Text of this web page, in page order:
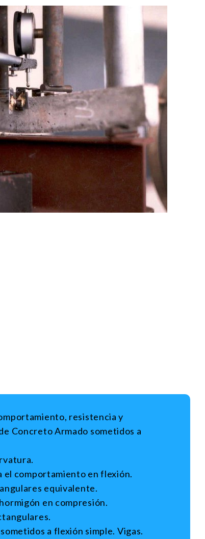
resistencia y
Concreto Armado sometidos a
el comportamiento en flexión.
equivalente.
en compresión.
a flexión simple. Vigas.